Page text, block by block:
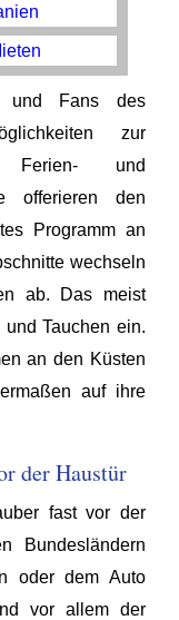
und Fans des
zur
Ferien- und
offerieren den
Programm an
wechseln
ab. Das meist
und Tauchen ein.
an den Küsten
auf ihre
der Haustür
fast vor der
Bundesländern
oder dem Auto
vor allem der